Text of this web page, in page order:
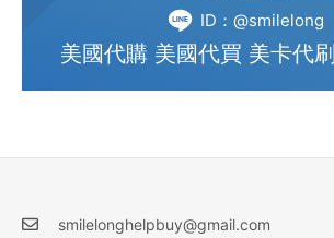
ID：@smilelong
美國代購 美國代買 美卡代
smilelonghelpbuy@gmail.com